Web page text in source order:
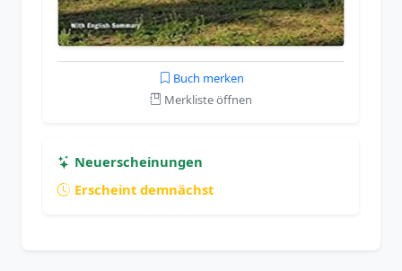
Buch merken
Merkliste öffnen
Neuerscheinungen
Erscheint demnächst